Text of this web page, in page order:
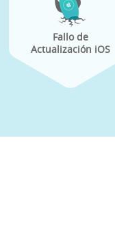
Fallo de
Actualización iOS